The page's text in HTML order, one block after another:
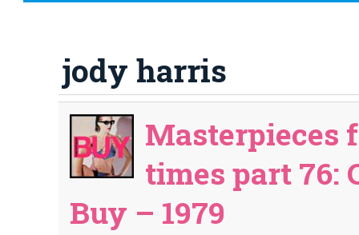
jody harris
Masterpieces
times part 76:
Buy – 1979